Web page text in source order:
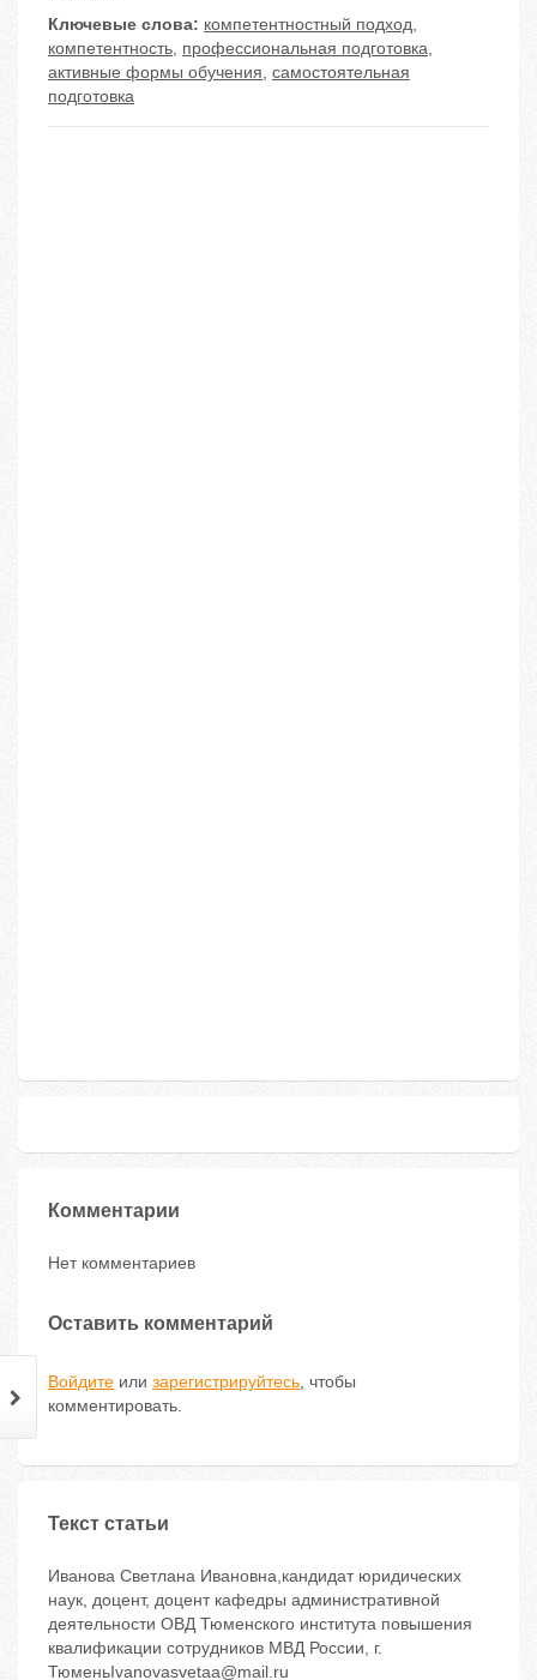
Ключевые слова: компетентностный подход,
компетентность, профессиональная подготовка,
активные формы обучения, самостоятельная
подготовка
Комментарии
Нет комментариев
Оставить комментарий
Войдите или зарегистрируйтесь, чтобы
комментировать.
Текст статьи
Иванова Светлана Ивановна,кандидат юридических
наук, доцент, доцент кафедры административной
деятельности ОВД Тюменского института повышения
квалификации сотрудников МВД России, г.
ТюменьIvanovasvetaa@mail.ru